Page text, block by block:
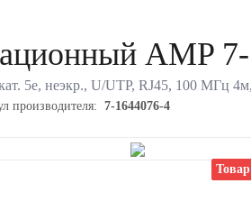
AMP
5е, неэкр., U/UTP, RJ45, 100 МГц
производителя: 7-1644076-4